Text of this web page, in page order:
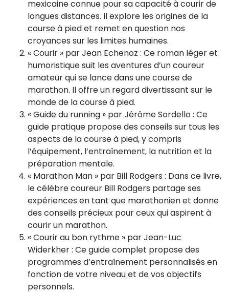
mexicaine connue pour sa capacité à courir de
longues distances. Il explore les origines de la
course à pied et remet en question nos
croyances sur les limites humaines.
« Courir » par Jean Echenoz : Ce roman léger et
humoristique suit les aventures d’un coureur
amateur qui se lance dans une course de
marathon. Il offre un regard divertissant sur le
monde de la course à pied.
« Guide du running » par Jérôme Sordello : Ce
guide pratique propose des conseils sur tous les
aspects de la course à pied, y compris
l’équipement, l’entraînement, la nutrition et la
préparation mentale.
« Marathon Man » par Bill Rodgers : Dans ce livre,
le célèbre coureur Bill Rodgers partage ses
expériences en tant que marathonien et donne
des conseils précieux pour ceux qui aspirent à
courir un marathon.
« Courir au bon rythme » par Jean-Luc
Widerkher : Ce guide complet propose des
programmes d’entraînement personnalisés en
fonction de votre niveau et de vos objectifs
personnels.